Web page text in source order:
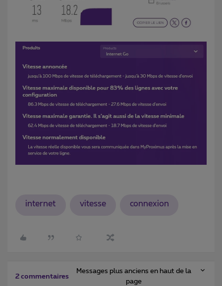
internet vitesse connexion
2 commentaires
Messages plus anciens en haut de la
page